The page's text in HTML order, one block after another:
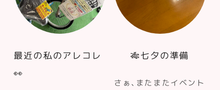
最近の私のアレコレ
👀
🎋七夕の準備
さぁ、またまたイベント